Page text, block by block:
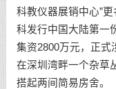
科教仪器展销中心”
科发行中国大陆第一
集资2800万元，正式
在深圳湾畔一个杂草
搭起两间简易房舍。